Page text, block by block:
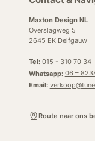
Maxton Design NL
Overslagweg 5
2645 EK Delfgauw
Tel: 015 - 310 70 34
Whatsapp: 06 –
Email:
Route naar ons